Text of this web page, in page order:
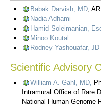
Babak Darvish, MD,
Nadia Adhami
Hamid Soleimanian,
Minoo Koutal
Rodney Yashouafar, JD
Scientific Advisory
William A. Gahl, MD,
Intramural Office of Rare
National Human Genome